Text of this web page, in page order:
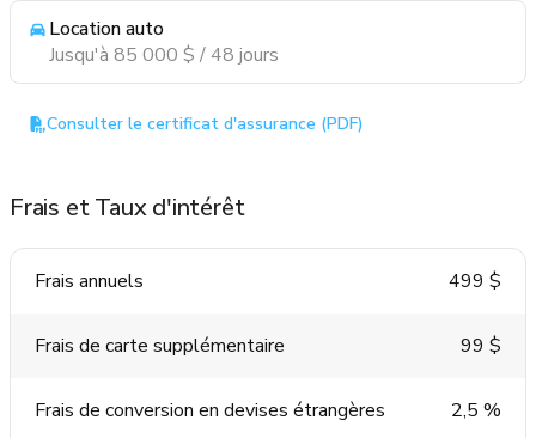
Location auto
Jusqu'à 85 000 $ / 48 jours
Consulter le certificat d'assurance (PDF)
Frais et Taux d'intérêt
Frais annuels 499 $
Frais de carte supplémentaire 99 $
Frais de conversion en devises étrangères 2,5 %